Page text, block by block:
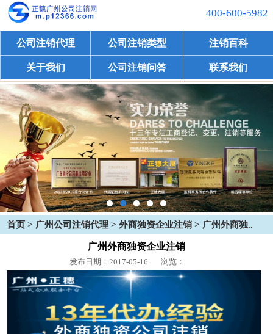
400-600-5982
公司注销代理 公司注销类型 注销百科
关于我们 公司注销问答 联系我们
首页 > 广州公司注销代理 >外商独资企业注销 > 广州外商独..
广州外商独资企业注销
发布日期：2017-05-16 浏览：